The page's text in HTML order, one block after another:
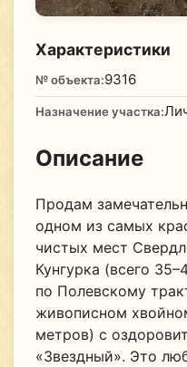
Характеристики
№ объекта:9316
Назначение участка:
Описание
Продам
одном из самых
чистых мест
Кунгурка (всего
по Полевскому
живописном
метров) с
«Звездный». Это